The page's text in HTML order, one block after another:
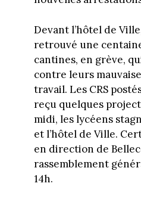
Devant l’hôtel de
retrouvé une
cantines, en grève,
contre leurs
travail. Les CRS
reçu quelques
midi, les lycéens
et l’hôtel de Ville.
en direction de
rassemblement
14h.